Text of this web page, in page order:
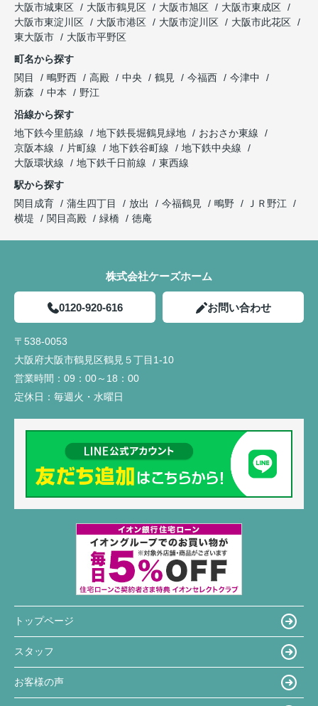
大阪市城東区
大阪市鶴見区 大阪市旭区
大阪市東成区
大阪市東淀川区
大阪市港区 大阪市淀川区
大阪市此花区
東大阪市
大阪市平野区
町名から探す
関目
鴫野西 高殿 中央 鶴見 今福西
今津中
新森
中本
野江
沿線から探す
地下鉄今里筋線
地下鉄長堀鶴見緑地
おおさか東線
京阪本線
片町線 地下鉄谷町線
地下鉄中央線
大阪環状線
地下鉄千日前線
東西線
駅から探す
関目成育
蒲生四丁目 放出 今福鶴見 鴫野
ＪＲ野江
横堤
関目高殿 緑橋 徳庵
株式会社ケーズホーム
0120-920-616 お問い合わせ
〒538-0053
大阪府大阪市鶴見区鶴見５丁目1-10
営業時間： 09：00～18：00
定休日： 毎週火・水曜日
トップページ
スタッフ
お客様の声